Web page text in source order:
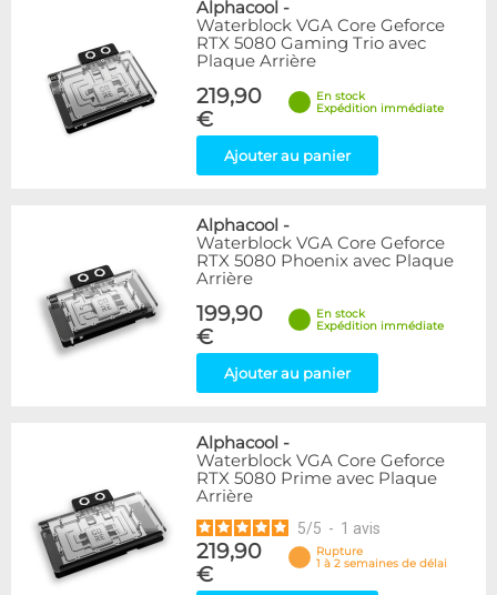
Alphacool -
Waterblock VGA Core Geforce
RTX 5080 Gaming Trio avec
Plaque Arrière
219,90
€
En stock
Expédition immédiate
Ajouter au panier
Alphacool -
Waterblock VGA Core Geforce
RTX 5080 Phoenix avec Plaque
Arrière
199,90
€
En stock
Expédition immédiate
Ajouter au panier
Alphacool -
Waterblock VGA Core Geforce
RTX 5080 Prime avec Plaque
Arrière
5/5 - 1 avis
219,90
€
Rupture
1 à 2 semaines de délai